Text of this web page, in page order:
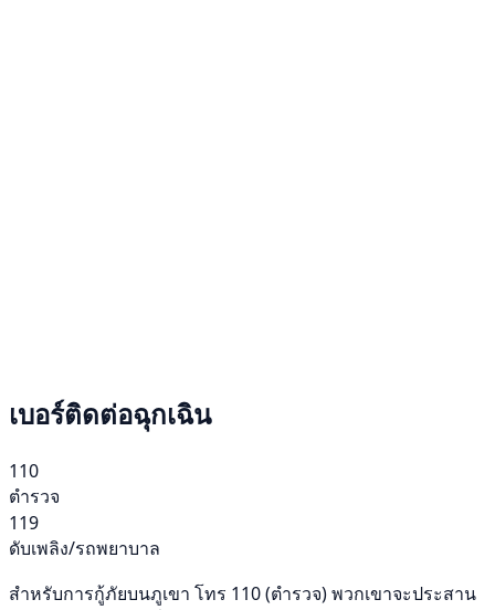
เบอร์ติดต่อฉุกเฉิน
110
ตำรวจ
119
ดับเพลิง/รถพยาบาล
สำหรับการกู้ภัยบนภูเขา โทร 110 (ตำรวจ) พวกเขาจะประสาน